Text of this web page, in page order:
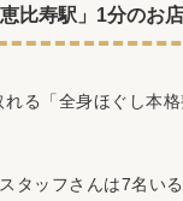
恵比寿駅」1分のお店
る「全身ほぐし本
タッフさんは7名い